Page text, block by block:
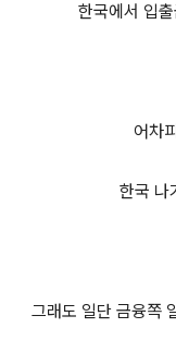
한국에서 입
어차
한국 나
그래도 일단 금융쪽